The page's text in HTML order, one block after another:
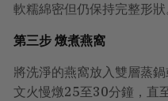
軟糯綿密但仍保持完整形狀
第三步 燉煮燕窩
將洗淨的燕窩放入雙層蒸
文火慢燉25至30分鐘，直